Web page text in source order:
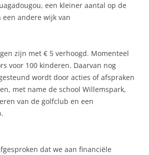
een kleiner aantal op de
een andere wijk van
zijn met € 5 verhoogd. Momenteel
voor 100 kinderen. Daarvan nog
wordt door acties of afspraken
met name de school Willemspark,
van de golfclub en een
Club.
dat we aan financiële